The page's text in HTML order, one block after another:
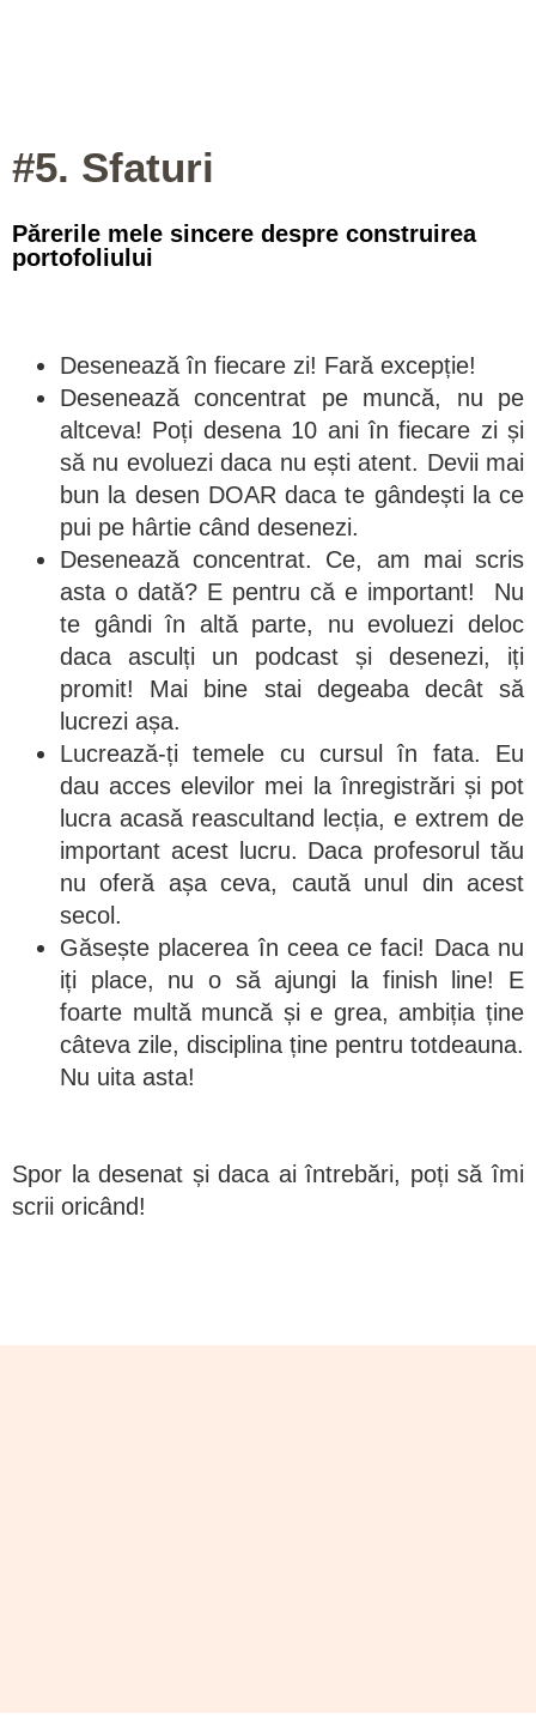
#5. Sfaturi
Părerile mele sincere despre construirea
portofoliului
Desenează în fiecare zi! Fară excepție!
Desenează concentrat pe muncă, nu pe
altceva! Poți desena 10 ani în fiecare zi și
să nu evoluezi daca nu ești atent. Devii mai
bun la desen DOAR daca te gândești la ce
pui pe hârtie când desenezi.
Desenează concentrat. Ce, am mai scris
asta o dată? E pentru că e important! Nu
te gândi în altă parte, nu evoluezi deloc
daca asculți un podcast și desenezi, iți
promit! Mai bine stai degeaba decât să
lucrezi așa.
Lucrează-ți temele cu cursul în fata. Eu
dau acces elevilor mei la înregistrări și pot
lucra acasă reascultand lecția, e extrem de
important acest lucru. Daca profesorul tău
nu oferă așa ceva, caută unul din acest
secol.
Găsește placerea în ceea ce faci! Daca nu
iți place, nu o să ajungi la finish line! E
foarte multă muncă și e grea, ambiția ține
câteva zile, disciplina ține pentru totdeauna.
Nu uita asta!
Spor la desenat și daca ai întrebări, poți să îmi
scrii oricând!